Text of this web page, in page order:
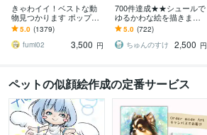
きゃわイイ！ベストな動
物見つかります ポップな
アニマ～ルたちはおまか
せください！
5.0 (1379)
fumi02
3,500 円
700件達成★★シュールで
ゆるかわな絵を描きます
小物無料・修正無制限！
いろんな表情はお任せく
ださい！
5.0 (722)
ちゅんのすけ
2,500 円
ペットの似顔絵作成の定番サービス